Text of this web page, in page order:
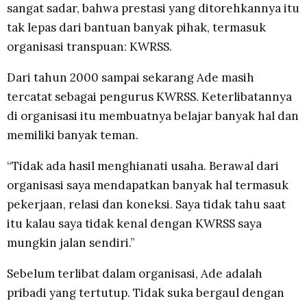
sangat sadar, bahwa prestasi yang ditorehkannya itu
tak lepas dari bantuan banyak pihak, termasuk
organisasi transpuan: KWRSS.
Dari tahun 2000 sampai sekarang Ade masih
tercatat sebagai pengurus KWRSS. Keterlibatannya
di organisasi itu membuatnya belajar banyak hal dan
memiliki banyak teman.
“Tidak ada hasil menghianati usaha. Berawal dari
organisasi saya mendapatkan banyak hal termasuk
pekerjaan, relasi dan koneksi. Saya tidak tahu saat
itu kalau saya tidak kenal dengan KWRSS saya
mungkin jalan sendiri.”
Sebelum terlibat dalam organisasi, Ade adalah
pribadi yang tertutup. Tidak suka bergaul dengan